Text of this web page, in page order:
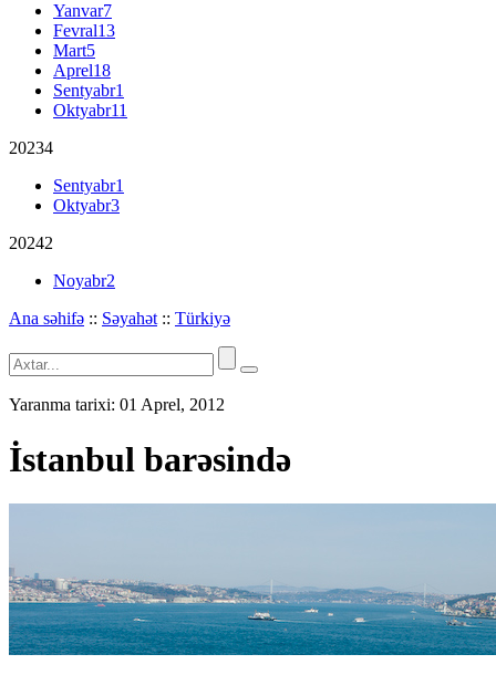
Yanvar7
Fevral13
Mart5
Aprel18
Sentyabr1
Oktyabr11
20234
Sentyabr1
Oktyabr3
20242
Noyabr2
Ana səhifə :: Səyahət :: Türkiyə
Yaranma tarixi: 01 Aprel, 2012
İstanbul barəsində